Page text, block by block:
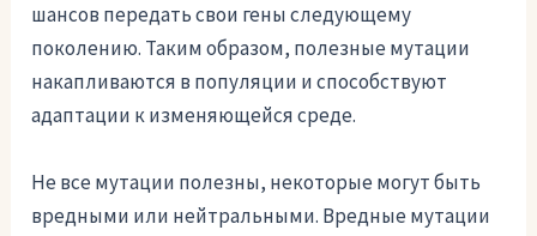
шансов передать свои гены следующему
поколению. Таким образом, полезные мутации
накапливаются в популяции и способствуют
адаптации к изменяющейся среде.
Не все мутации полезны, некоторые могут быть
вредными или нейтральными. Вредные мутации